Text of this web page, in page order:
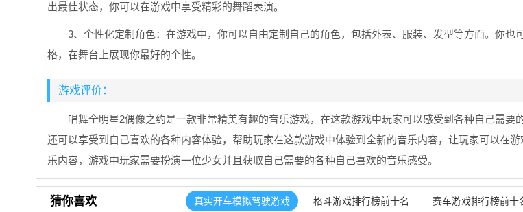
出最佳状态，你可以在游戏中享受精彩的舞蹈表演。
3、个性化定制角色：在游戏中，你可以自由定制自己的角色，包括外表、服装、发型等方面。你也
格，在舞台上展现你最好的个性。
游戏评价：
唱舞全明星2偶像之约是一款非常精美有趣的音乐游戏，在这款游戏中玩家可以感受到各种自己需要
还可以享受到自己喜欢的各种内容体验，帮助玩家在这款游戏中体验到全新的音乐内容，让玩家可以在
乐内容，游戏中玩家需要扮演一位少女并且获取自己需要的各种自己喜欢的音乐感受。
猜你喜欢 真实开车模拟驾驶游戏 格斗游戏排行榜前十名 赛车游戏排行榜前十